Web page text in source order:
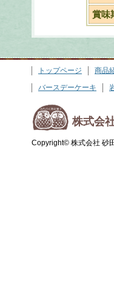
賞味
トップページ 商品
バースデーケーキ
株式会
Copyright© 株式会社 砂